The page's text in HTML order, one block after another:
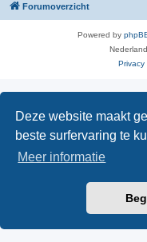
Deze website maakt
beste surfervaring te
Meer informatie
Forumoverzicht
Powered by
Privacy